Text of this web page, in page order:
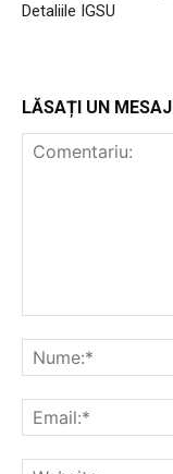
Detaliile IGSU
LĂSAȚI UN MESAJ